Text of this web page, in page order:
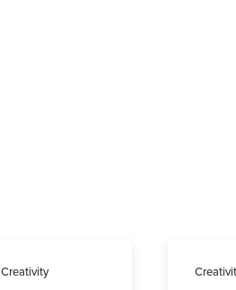
Creativity